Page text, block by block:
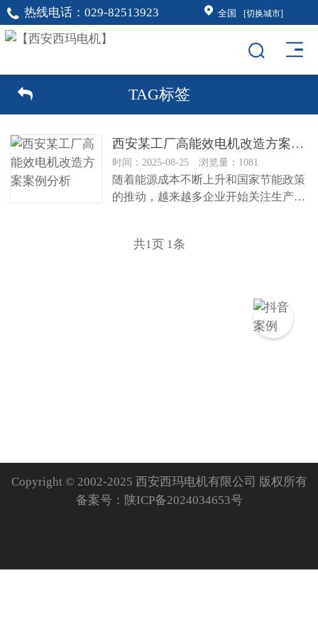
热线电话： 029-82513923 全国 [切换城市]
TAG标签
西安某工厂高能效电机改造方案案例分析
时间：2025-08-25 浏览量：1081
随着能源成本不断上升和国家节能政策
的推动，越来越多企业开始关注生产设
共1页 1条
Copyright © 2002-2025 西安西玛电机有限公司 版权所有
备案号： 陕ICP备2024034653号